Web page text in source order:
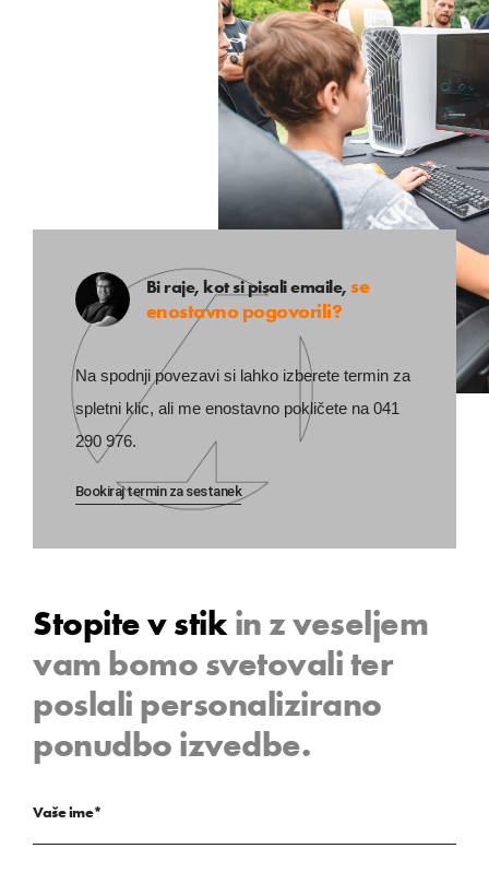
Bi raje, kot si pisali emaile,se
enostavno pogovorili?
Na spodnji povezavi si lahko izberete termin za
spletni klic, ali me enostavno pokličete na 041
290 976.
Bookiraj termin za sestanek
Stopite v stikin z veseljem
vam bomo svetovali ter
poslali personalizirano
ponudbo izvedbe.